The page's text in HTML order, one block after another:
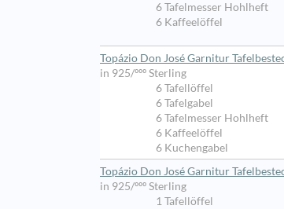
6 Tafelmesser Hohlheft
6 Kaffeelöffel
Topázio Don José Garnitur
in 925/ººº Sterling
6 Tafellöffel
6 Tafelgabel
6 Tafelmesser Hohlheft
6 Kaffeelöffel
6 Kuchengabel
Topázio Don José Garnitur
in 925/ººº Sterling
1 Tafellöffel